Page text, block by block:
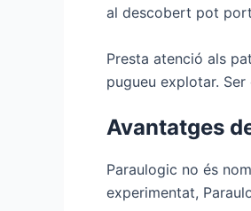
al descobert pot
Presta atenció als
pugueu explotar.
Avantatges
Paraulogic no és
experimentat,